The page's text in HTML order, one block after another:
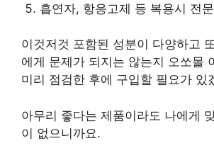
흡연자, 항응고제 등 복용시 전
이것저것 포함된 성분이 다양하고
에게 문제가 되지는 않는지 오쏘몰
미리 점검한 후에 구입할 필요가 있
아무리 좋다는 제품이라도 나에게
이 없으니까요.